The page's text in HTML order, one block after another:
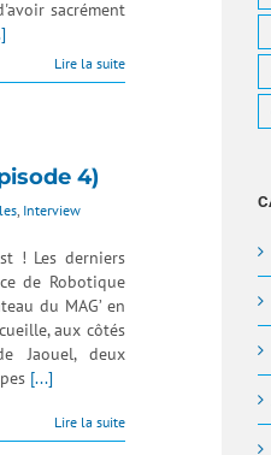
sacrément
Lire la suite
4)
, Interview
! Les derniers
de Robotique
du MAG’ en
aux côtés
Jaouel, deux
[...]
Lire la suite